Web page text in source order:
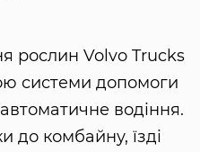
рослин Volvo Trucks
системи допомоги
водіння.
до комбайну, їзді